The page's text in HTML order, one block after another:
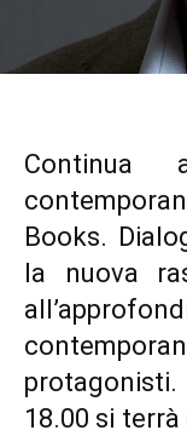
Continua
Books.
la nuova
all’
protagonisti.
18.00 si